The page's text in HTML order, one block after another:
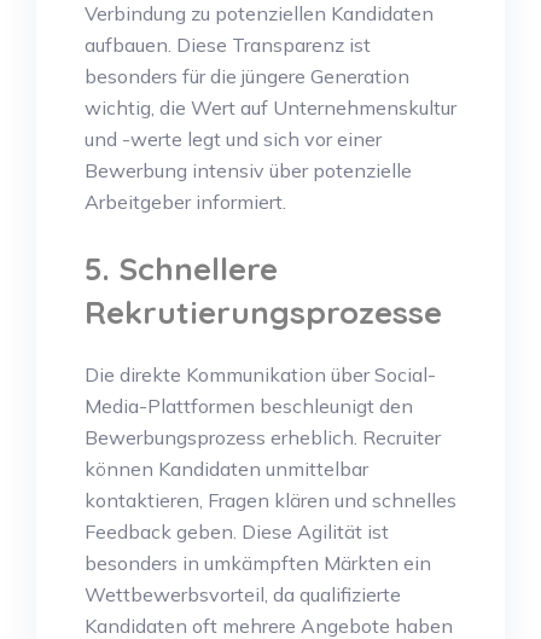
Verbindung zu potenziellen Kandidaten
aufbauen. Diese Transparenz ist
besonders für die jüngere Generation
wichtig, die Wert auf Unternehmenskultur
und -werte legt und sich vor einer
Bewerbung intensiv über potenzielle
Arbeitgeber informiert.
5. Schnellere
Rekrutierungsprozesse
Die direkte Kommunikation über Social-
Media-Plattformen beschleunigt den
Bewerbungsprozess erheblich. Recruiter
können Kandidaten unmittelbar
kontaktieren, Fragen klären und schnelles
Feedback geben. Diese Agilität ist
besonders in umkämpften Märkten ein
Wettbewerbsvorteil, da qualifizierte
Kandidaten oft mehrere Angebote haben